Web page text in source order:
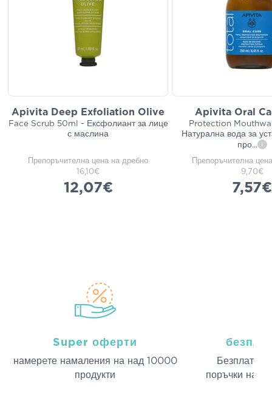
Apivita Deep Exfoliation Olive
Face Scrub 50ml - Ексфолиант за лице
с маслина
Препоръчителна цена на дребно
16,10€
12,07€
Apivita Oral
Protection
Натурална вода за
про... i
Препоръчителна
9,70€
7,57€
Super оферти
намерeте намаления на над 10000
продукти
Безплатна
поръчки над